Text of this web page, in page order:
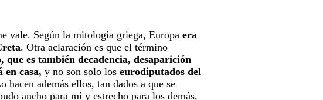
vale. Según la mitología griega, Europa era
. Otra aclaración es que el término
que es también decadencia, desaparición
en casa, y no son solo los eurodiputados del
hacen además ellos, tan dados a que se
ancho para mí y estrecho para los demás,